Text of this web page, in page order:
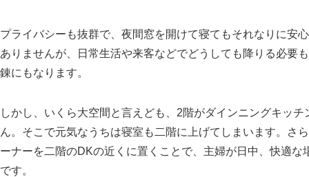
プライバシーも抜群で、夜間窓を開けて寝てもそれなりに安
ありませんが、日常生活や来客などでどうしても降りる必要
錬にもなります。
しかし、いくら大空間と言えども、2階がダインニングキッ
ん。そこで元気なうちは寝室も二階に上げてしまいます。さ
ーナーを二階のDKの近くに置くことで、主婦が日中、快適
です。